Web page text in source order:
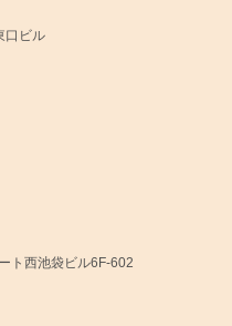
口ビル
ト西池袋ビル6F-602